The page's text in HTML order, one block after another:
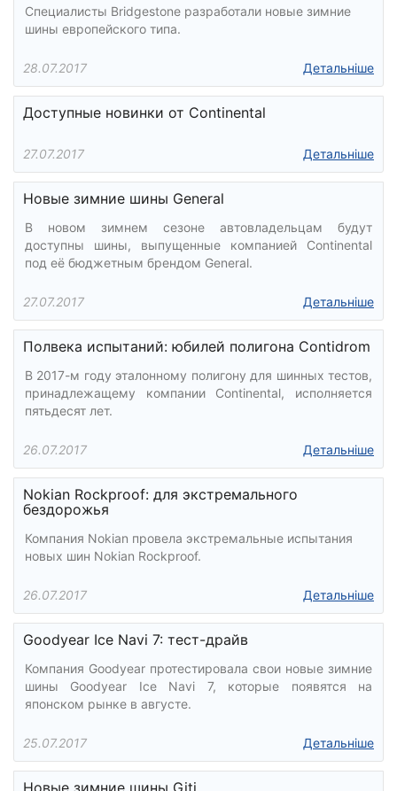
Специалисты Bridgestone разработали новые зимние
шины европейского типа.
28.07.2017 Детальніше
Доступные новинки от Continental
27.07.2017 Детальніше
Новые зимние шины General
В новом зимнем сезоне автовладельцам будут
доступны шины, выпущенные компанией Continental
под её бюджетным брендом General.
27.07.2017 Детальніше
Полвека испытаний: юбилей полигона Contidrom
В 2017-м году эталонному полигону для шинных тестов,
принадлежащему компании Continental, исполняется
пятьдесят лет.
26.07.2017 Детальніше
Nokian Rockproof: для экстремального
бездорожья
Компания Nokian провела экстремальные испытания
новых шин Nokian Rockproof.
26.07.2017 Детальніше
Goodyear Ice Navi 7: тест-драйв
Компания Goodyear протестировала свои новые зимние
шины Goodyear Ice Navi 7, которые появятся на
японском рынке в августе.
25.07.2017 Детальніше
Новые зимние шины Giti